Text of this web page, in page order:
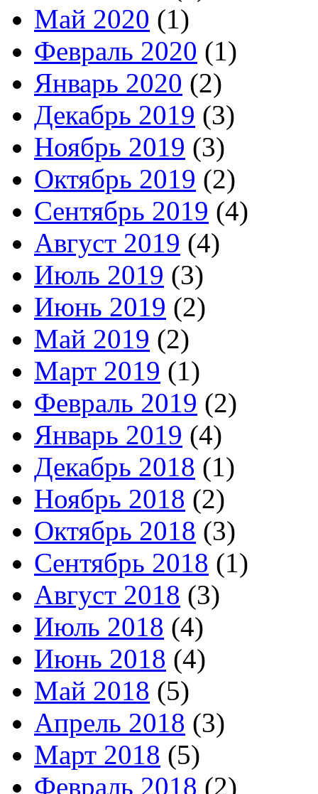
Май 2020 (1)
Февраль 2020 (1)
Январь 2020 (2)
Декабрь 2019 (3)
Ноябрь 2019 (3)
Октябрь 2019 (2)
Сентябрь 2019 (4)
Август 2019 (4)
Июль 2019 (3)
Июнь 2019 (2)
Май 2019 (2)
Март 2019 (1)
Февраль 2019 (2)
Январь 2019 (4)
Декабрь 2018 (1)
Ноябрь 2018 (2)
Октябрь 2018 (3)
Сентябрь 2018 (1)
Август 2018 (3)
Июль 2018 (4)
Июнь 2018 (4)
Май 2018 (5)
Апрель 2018 (3)
Март 2018 (5)
Февраль 2018 (2)